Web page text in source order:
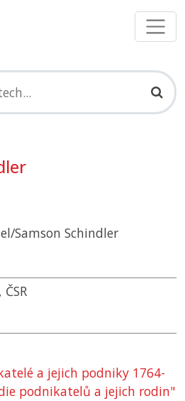
Samson Schindler
ČSR
a jejich podniky 1764-
podnikatelů a jejich rodin"